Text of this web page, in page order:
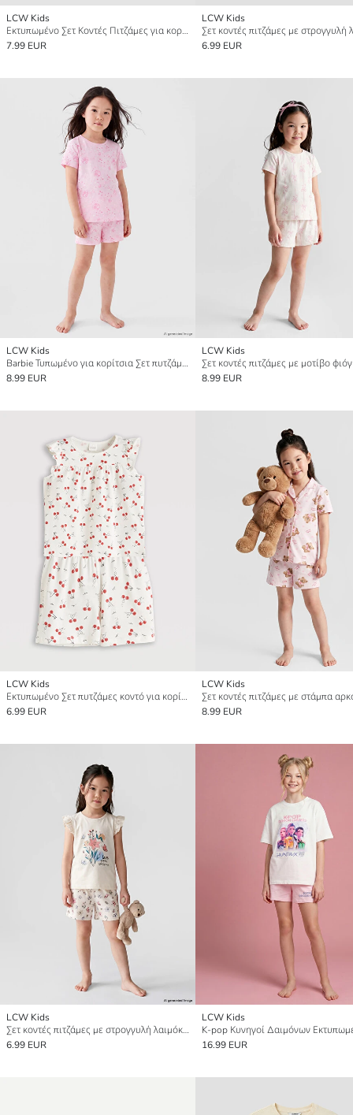
LCW Kids
Εκτυπωμένο Σετ Κοντές Πιτζάμες για κορίτσια
7.99 EUR
LCW Kids
6.99 EUR
LCW Kids
Barbie Τυπωμένο για κορίτσια Σετ πυτζάμες κοντό
8.99 EUR
LCW Kids
8.99 EUR
LCW Kids
Εκτυπωμένο Σετ πυτζάμες κοντό για κορίτσια Μωρά
6.99 EUR
LCW Kids
8.99 EUR
LCW Kids
Σετ κοντές πιτζάμες με στρογγυλή λαιμόκοψη για κορίτσια
6.99 EUR
LCW Kids
16.99 EUR